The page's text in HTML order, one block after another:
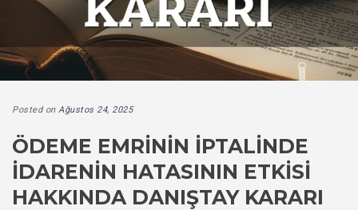
Posted on Ağustos 24, 2025
ÖDEME EMRININ İPTALINDE
İDARENIN HATASININ ETKISI
HAKKINDA DANIŞTAY KARARI